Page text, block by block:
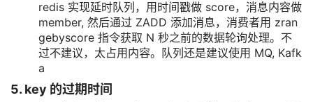
redis 实现延时队列，用时间戳做 score，消息内容做
member, 然后通过 ZADD 添加消息，消费者用 zran
gebyscore 指令获取 N 秒之前的数据轮询处理。不
过不建议，太占用内容。队列还是建议使用 MQ, Kafk
a
5. key 的过期时间